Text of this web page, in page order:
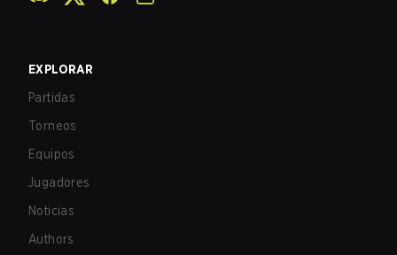
EXPLORAR
Partidas
Torneos
Equipos
Jugadores
Noticias
Authors